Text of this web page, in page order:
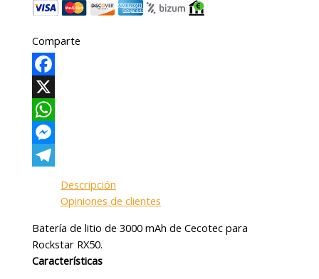
Comparte
Facebook
X
WhatsApp
Messenger
Descripción
Opiniones de clientes
Batería de litio de 3000 mAh de Cecotec para
Rockstar RX50.
Características